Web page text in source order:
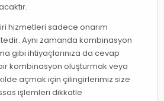
hizmetleri sadece onarım
Aynı zamanda kombinasyon
gibi ihtiyaçlarınıza da cevap
kombinasyon oluşturmak veya
açmak için çilingirlerimiz size
işlemleri dikkatle